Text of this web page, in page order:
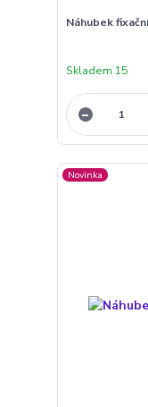
Náhubek
Skladem 15
Novinka